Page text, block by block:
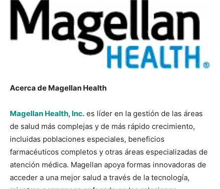
Acerca de Magellan Health
Magellan Health, Inc. es líder en la gestión de las áreas
de salud más complejas y de más rápido crecimiento,
incluidas poblaciones especiales, beneficios
farmacéuticos completos y otras áreas especializadas de
atención médica. Magellan apoya formas innovadoras de
acceder a una mejor salud a través de la tecnología,